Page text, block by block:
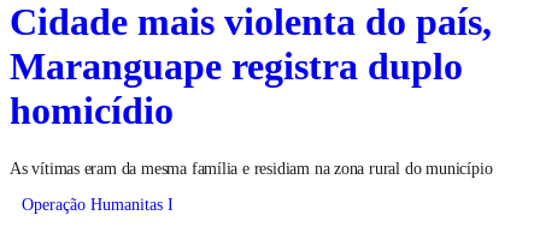
Cidade mais violenta do país,
Maranguape registra duplo
homicídio
As vítimas eram da mesma família e residiam na zona rural do município
Operação Humanitas I